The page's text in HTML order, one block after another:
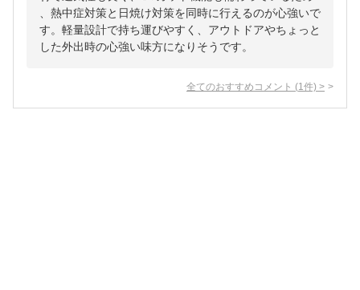
、熱中症対策と日焼け対策を同時に行えるのが心強いで
す。軽量設計で持ち運びやすく、アウトドアやちょっと
した外出時の心強い味方になりそうです。
全てのおすすめコメント (1 件) >